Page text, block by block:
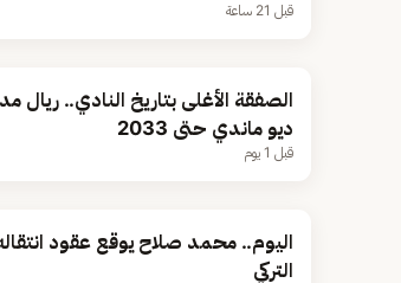
قبل 21 ساعة
الصفقة الأغلى بتاريخ النادي.. ريال
ديو ماندي حتى 2033
قبل 1 يوم
اليوم.. محمد صلاح يوقع عقود
التركي